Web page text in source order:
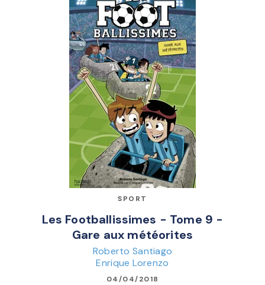
SPORT
Les Footballissimes - Tome 9 -
Gare aux météorites
Roberto Santiago
Enrique Lorenzo
04/04/2018